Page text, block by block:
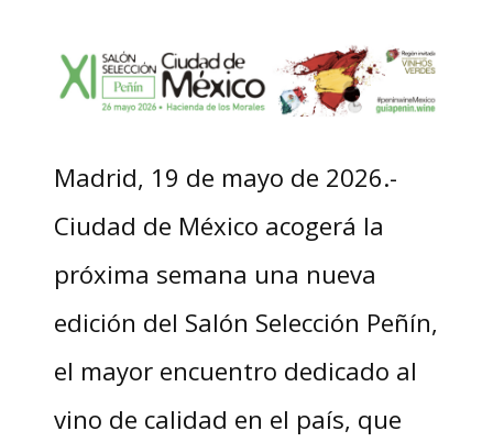
Madrid, 19 de mayo de 2026.-
Ciudad de México acogerá la
próxima semana una nueva
edición del Salón Selección Peñín,
el mayor encuentro dedicado al
vino de calidad en el país, que